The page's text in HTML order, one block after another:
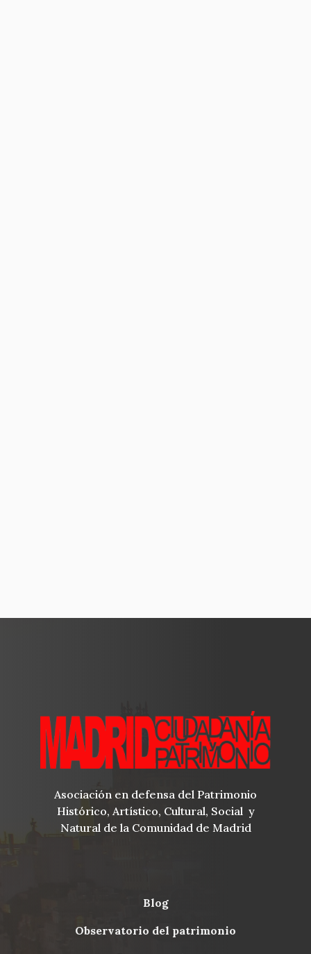
Asociación en defensa del Patrimonio
Histórico, Artístico, Cultural, Social y
Natural de la Comunidad de Madrid
Menu
blog
observatorio del patrimonio